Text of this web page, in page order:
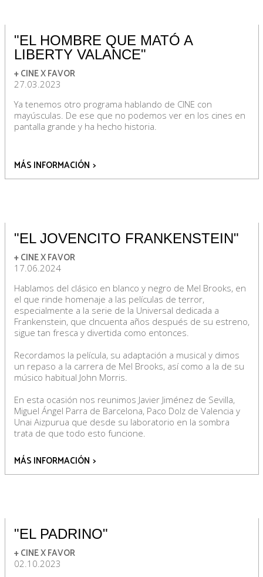
"EL HOMBRE QUE MATÓ A
LIBERTY VALANCE"
+ CINE X FAVOR
27.03.2023
Ya tenemos otro programa hablando de CINE con
mayúsculas. De ese que no podemos ver en los cines en
pantalla grande y ha hecho historia.
MÁS INFORMACIÓN >
"EL JOVENCITO FRANKENSTEIN"
+ CINE X FAVOR
17.06.2024
Hablamos del clásico en blanco y negro de Mel Brooks, en
el que rinde homenaje a las películas de terror,
especialmente a la serie de la Universal dedicada a
Frankenstein, que cIncuenta años después de su estreno,
sigue tan fresca y divertida como entonces.
Recordamos la película, su adaptación a musical y dimos
un repaso a la carrera de Mel Brooks, así como a la de su
músico habitual John Morris.
En esta ocasión nos reunimos Javier Jiménez de Sevilla,
Miguel Ángel Parra de Barcelona, Paco Dolz de Valencia y
Unai Aizpurua que desde su laboratorio en la sombra
trata de que todo esto funcione.
MÁS INFORMACIÓN >
"EL PADRINO"
+ CINE X FAVOR
02.10.2023